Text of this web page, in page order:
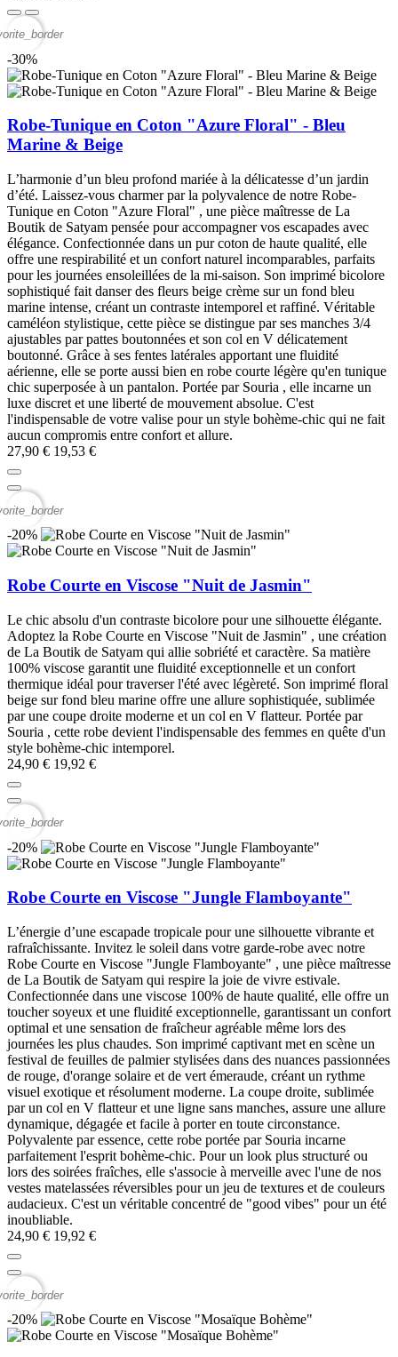
-30%
Robe-Tunique en Coton "Azure Floral" - Bleu
Marine & Beige
L’harmonie d’un bleu profond mariée à la délicatesse d’un jardin
d’été. Laissez-vous charmer par la polyvalence de notre Robe-
Tunique en Coton "Azure Floral" , une pièce maîtresse de La
Boutik de Satyam pensée pour accompagner vos escapades avec
élégance. Confectionnée dans un pur coton de haute qualité, elle
offre une respirabilité et un confort naturel incomparables, parfaits
pour les journées ensoleillées de la mi-saison. Son imprimé bicolore
sophistiqué fait danser des fleurs beige crème sur un fond bleu
marine intense, créant un contraste intemporel et raffiné. Véritable
caméléon stylistique, cette pièce se distingue par ses manches 3/4
ajustables par pattes boutonnées et son col en V délicatement
boutonné. Grâce à ses fentes latérales apportant une fluidité
aérienne, elle se porte aussi bien en robe courte légère qu'en tunique
chic superposée à un pantalon. Portée par Souria , elle incarne un
luxe discret et une liberté de mouvement absolue. C'est
l'indispensable de votre valise pour un style bohème-chic qui ne fait
aucun compromis entre confort et allure.
27,90 € 19,53 €
-20%
Robe Courte en Viscose "Nuit de Jasmin"
Le chic absolu d'un contraste bicolore pour une silhouette élégante.
Adoptez la Robe Courte en Viscose "Nuit de Jasmin" , une création
de La Boutik de Satyam qui allie sobriété et caractère. Sa matière
100% viscose garantit une fluidité exceptionnelle et un confort
thermique idéal pour traverser l'été avec légèreté. Son imprimé floral
beige sur fond bleu marine offre une allure sophistiquée, sublimée
par une coupe droite moderne et un col en V flatteur. Portée par
Souria , cette robe devient l'indispensable des femmes en quête d'un
style bohème-chic intemporel.
24,90 € 19,92 €
-20%
Robe Courte en Viscose "Jungle Flamboyante"
L’énergie d’une escapade tropicale pour une silhouette vibrante et
rafraîchissante. Invitez le soleil dans votre garde-robe avec notre
Robe Courte en Viscose "Jungle Flamboyante" , une pièce maîtresse
de La Boutik de Satyam qui respire la joie de vivre estivale.
Confectionnée dans une viscose 100% de haute qualité, elle offre un
toucher soyeux et une fluidité exceptionnelle, garantissant un confort
optimal et une sensation de fraîcheur agréable même lors des
journées les plus chaudes. Son imprimé captivant met en scène un
festival de feuilles de palmier stylisées dans des nuances passionnées
de rouge, d'orange solaire et de vert émeraude, créant un rythme
visuel exotique et résolument moderne. La coupe droite, sublimée
par un col en V flatteur et une ligne sans manches, assure une allure
dynamique, dégagée et facile à porter en toute circonstance.
Polyvalente par essence, cette robe portée par Souria incarne
parfaitement l'esprit bohème-chic. Pour un look plus structuré ou
lors des soirées fraîches, elle s'associe à merveille avec l'une de nos
vestes matelassées réversibles pour un jeu de textures et de couleurs
audacieux. C'est un véritable concentré de "good vibes" pour un été
inoubliable.
24,90 € 19,92 €
-20%